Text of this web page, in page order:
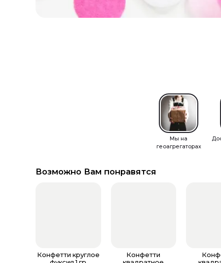
Мы на
геоагрегаторах
Возможно Вам понравятся
Конфетти круглое
Конфетти